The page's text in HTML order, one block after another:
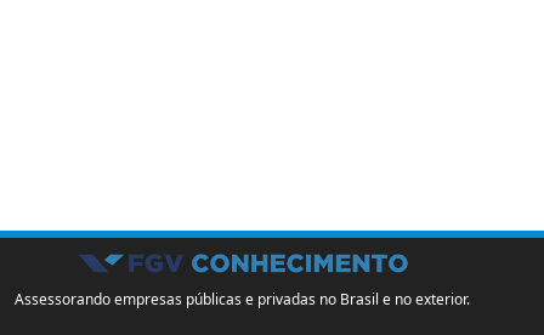
Assessorando empresas públicas e privadas no Brasil e no exterior.